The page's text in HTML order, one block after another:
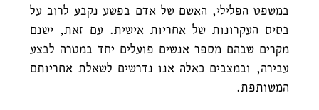
במשפט הפלילי, האשם של אדם בפשע נקבע לרוב על
בסיס העקרונות של אחריות אישית. עם זאת, ישנם
מקרים שבהם מספר אנשים פועלים יחד במטרה לבצע
עבירה, ובמצבים כאלה אנו נדרשים לשאלת אחריותם
המשותפת.